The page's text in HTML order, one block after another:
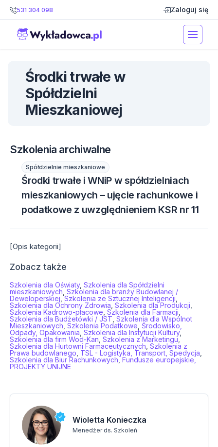
531 304 098 Zaloguj się
Środki trwałe w
Spółdzielni
Mieszkaniowej
Wioletta Konieczka
Menedżer ds. Szkoleń
Szkolenia archiwalne
Spółdzielnie mieszkaniowe
Środki trwałe i WNiP w spółdzielniach
mieszkaniowych – ujęcie rachunkowe i
podatkowe z uwzględnieniem KSR nr 11
[Opis kategorii]
Zobacz także
Szkolenia dla Oświaty, Szkolenia dla Spółdzielni
mieszkaniowych Szkolenia dla branży Budowlanej /
Deweloperskiej ,Szkolenia ze Sztucznej Inteligencji
Szkolenia dla Ochrony Zdrowia Szkolenia dla Produkcji
Szkolenia Kadrowo-płacowe Szkolenia dla Farmacji
Szkolenia dla Budżetówki / JST Szkolenia dla Wspólnot
Mieszkaniowych Szkolenia Podatkowe Środowisko,
Odpady, Opakowania Szkolenia dla Instytucji Kultury,
Szkolenia dla firm Wod-Kan Szkolenia z Marketingu
Szkolenia dla Hurtowni Farmaceutycznych Szkolenia z
Prawa budowlanego TSL - Logistyka, Transport, Spedycja
Szkolenia dla Biur Rachunkowych,Fundusze europejskie,
PROJEKTY UNIJNE